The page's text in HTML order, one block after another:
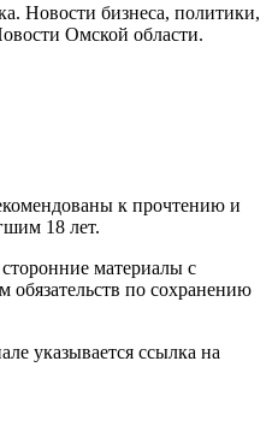
Новости бизнеса, политики,
Омской области.
к прочтению и
18 лет.
материалы с
по сохранению
указывается ссылка на